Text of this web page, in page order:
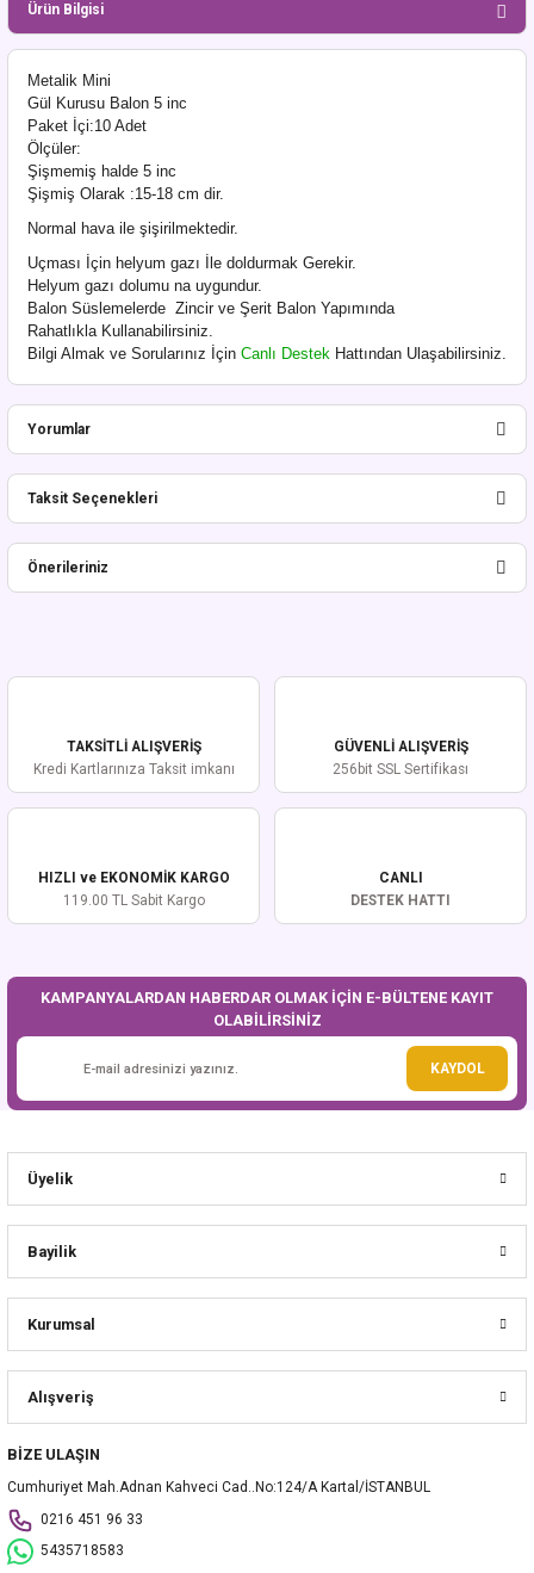
Ürün Bilgisi
Metalik Mini
Gül Kurusu Balon 5 inc
Paket İçi:10 Adet
Ölçüler:
Şişmemiş halde 5 inc
Şişmiş Olarak :15-18 cm dir.
Normal hava ile şişirilmektedir.
Uçması İçin helyum gazı İle doldurmak Gerekir.
Helyum gazı dolumu na uygundur.
Balon Süslemelerde Zincir ve Şerit Balon Yapımında
Rahatlıkla Kullanabilirsiniz.
Bilgi Almak ve Sorularınız İçin Canlı Destek Hattından Ulaşabilirsiniz.
Yorumlar
Bu ürüne ilk yorumu siz yapın!
Taksit Seçenekleri
Önerileriniz
Ürün resmi kalitesiz, bozuk veya görüntülenemiyor.
Ürün fiyatı diğer sitelerden daha pahalı.
Bu ürüne benzer farklı alternatifler olmalı.
TAKSİTLİ ALIŞVERİŞ
Kredi Kartlarınıza Taksit imkanı
GÜVENLİ ALIŞVERİŞ
256bit SSL Sertifikası
HIZLI ve EKONOMİK KARGO
119.00 TL Sabit Kargo
CANLI
DESTEK HATTI
KAMPANYALARDAN HABERDAR OLMAK İÇİN E-BÜLTENE KAYIT
OLABİLİRSİNİZ
KAYDOL
Üyelik
Bayilik
Kurumsal
Alışveriş
BİZE ULAŞIN
Cumhuriyet Mah.Adnan Kahveci Cad..No:124/A Kartal/İSTANBUL
0216 451 96 33
5435718583